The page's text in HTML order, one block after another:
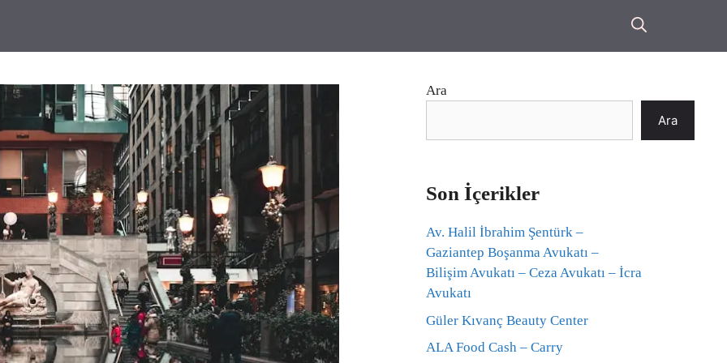
Ara
Ara
Son İçerikler
Av. Halil İbrahim Şentürk –
Gaziantep Boşanma Avukatı –
Bilişim Avukatı – Ceza Avukatı – İcra
Avukatı
Güler Kıvanç Beauty Center
ALA Food Cash – Carry